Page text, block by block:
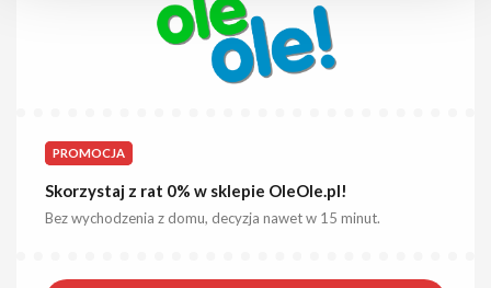
PROMOCJA
Skorzystaj z rat 0% w sklepie OleOle.pl!
Bez wychodzenia z domu, decyzja nawet w 15 minut.